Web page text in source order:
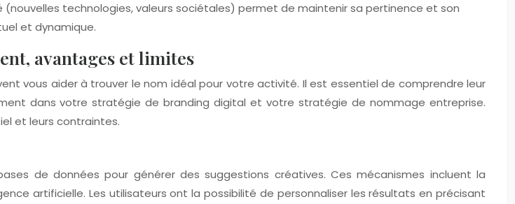
technologies, valeurs sociétales) permet de maintenir sa pertinence et son
et dynamique.
avantages et limites
vous aider à trouver le nom idéal pour votre activité. Il est essentiel de comprendre leur
dans votre stratégie de branding digital et votre stratégie de nommage entreprise.
et leurs contraintes.
de données pour générer des suggestions créatives. Ces mécanismes incluent la
artificielle. Les utilisateurs ont la possibilité de personnaliser les résultats en précisant